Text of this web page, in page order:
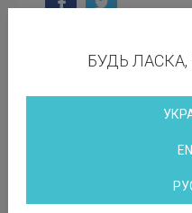
JUN 3 Оренда офісу
БУДЬ